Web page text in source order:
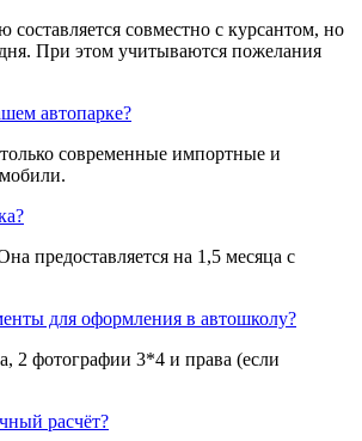
совместно с курсантом, но
При этом учитываются пожелания
автопарке?
современные импортные и
предоставляется на 1,5 месяца с
для оформления в автошколу?
2 фотографии 3*4 и права (если
расчёт?